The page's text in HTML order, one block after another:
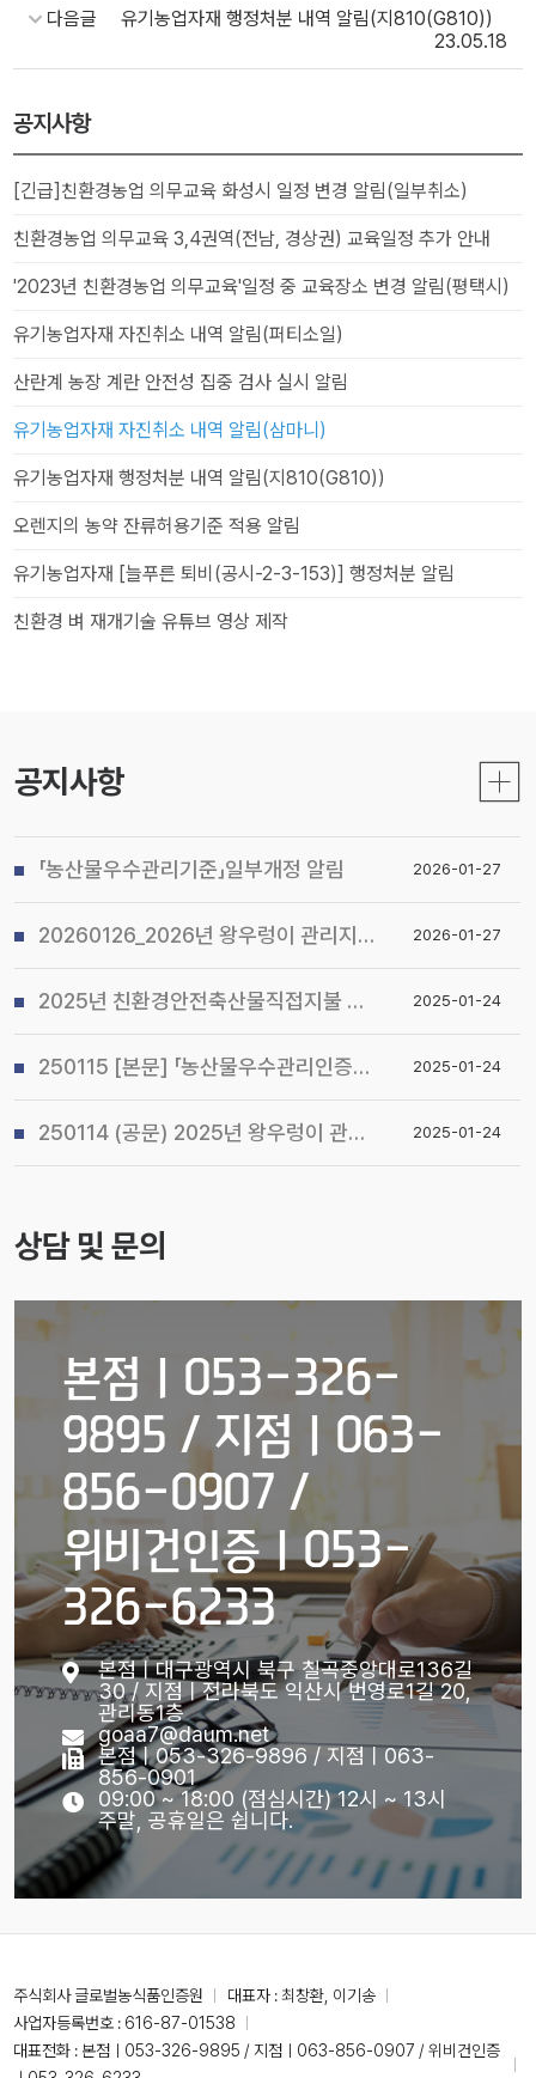
공지사항
[긴급]친환경농업 의무교육 화성시 일정 변경 알림(일부취소)
친환경농업 의무교육 3,4권역(전남, 경상권) 교육일정 추가 안내
'2023년 친환경농업 의무교육'일정 중 교육장소 변경 알림(평택시)
유기농업자재 자진취소 내역 알림(퍼티소일)
산란계 농장 계란 안전성 집중 검사 실시 알림
유기농업자재 자진취소 내역 알림(삼마니)
유기농업자재 행정처분 내역 알림(지810(G810))
오렌지의 농약 잔류허용기준 적용 알림
유기농업자재 [늘푸른 퇴비(공시-2-3-153)] 행정처분 알림
친환경 벼 재개기술 유튜브 영상 제작
다음글
유기농업자재 행정처분 내역 알림(지810(G810))
23.05.18
공지사항
「농산물우수관리기준」일부개정 알림 2026-01-27
20260126_2026년 왕우렁이 관리지침 및 전국 일제 수거기간 운영계획 알림 2026-01-27
2025년 친환경안전축산물직접지불 사업 시행지침 알림 2025-01-24
250115 [본문] 「농산물우수관리인증(GAP) 기본교육 관리지침」개정 알림 2025-01-24
250114 (공문) 2025년 왕우렁이 관리지침 및 전국 일제 수거기간 운영계획 알림 2025-01-24
상담 및 문의
본점ㅣ053-326-
9895 / 지점ㅣ063-
856-0907 /
위비건인증ㅣ053-
326-6233
본점ㅣ대구광역시 북구 칠곡중앙대로136길
30 / 지점ㅣ전라북도 익산시 번영로1길 20,
관리동1층
goaa7@daum.net
본점ㅣ053-326-9896 / 지점ㅣ063-
856-0901
09:00 ~ 18:00 (점심시간) 12시 ~ 13시
주말, 공휴일은 쉽니다.
주식회사 글로벌농식품인증원
대표자 : 최창환, 이기송
사업자등록번호 : 616-87-01538
대표전화 : 본점ㅣ053-326-9895 / 지점ㅣ063-856-0907 / 위비건인증